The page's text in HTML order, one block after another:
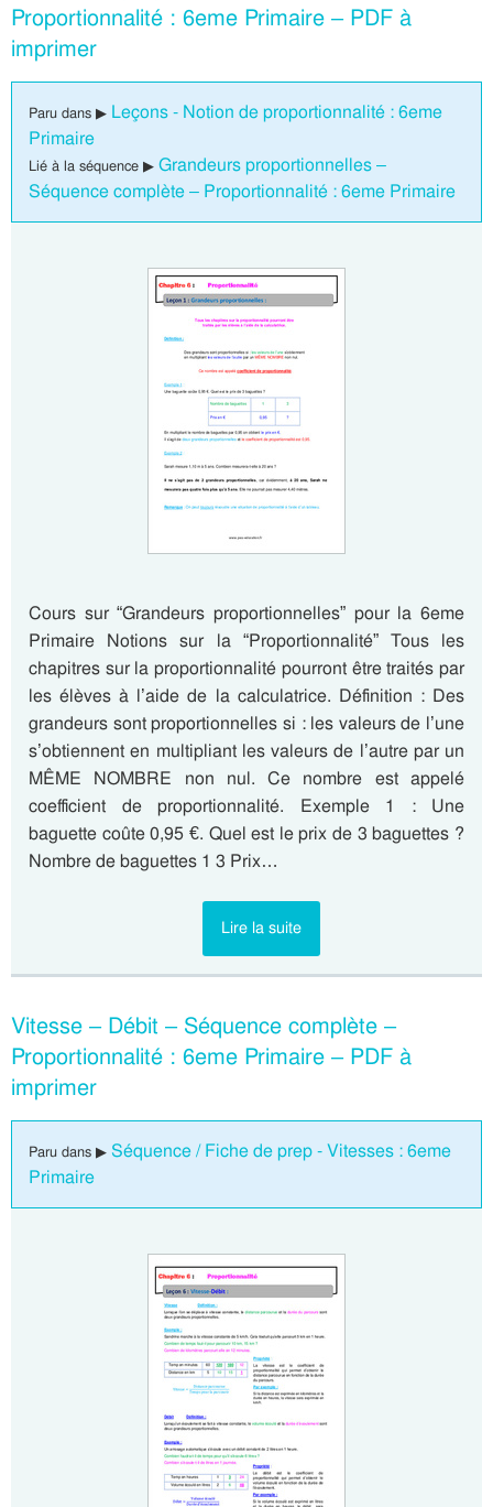
Proportionnalité : 6eme Primaire – PDF à
imprimer
Paru dans ▶ Leçons - Notion de proportionnalité : 6eme
Primaire
Lié à la séquence ▶ Grandeurs proportionnelles –
Séquence complète – Proportionnalité : 6eme Primaire
Cours sur “Grandeurs proportionnelles” pour la 6eme
Primaire Notions sur la “Proportionnalité” Tous les
chapitres sur la proportionnalité pourront être traités par
les élèves à l’aide de la calculatrice. Définition : Des
grandeurs sont proportionnelles si : les valeurs de l’une
s’obtiennent en multipliant les valeurs de l’autre par un
MÊME NOMBRE non nul. Ce nombre est appelé
coefficient de proportionnalité. Exemple 1 : Une
baguette coûte 0,95 €. Quel est le prix de 3 baguettes ?
Nombre de baguettes 1 3 Prix…
Lire la suite
Vitesse – Débit – Séquence complète –
Proportionnalité : 6eme Primaire – PDF à
imprimer
Paru dans ▶ Séquence / Fiche de prep - Vitesses : 6eme
Primaire